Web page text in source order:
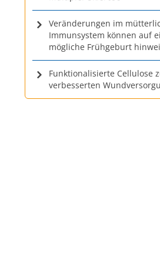
Veränderungen im
Immunsystem können auf
mögliche Frühgeburt
Funktionalisierte Cellulose
verbesserten